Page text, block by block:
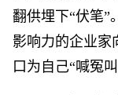
翻供埋下“伏笔”
影响力的企业家
口为自己“喊冤叫